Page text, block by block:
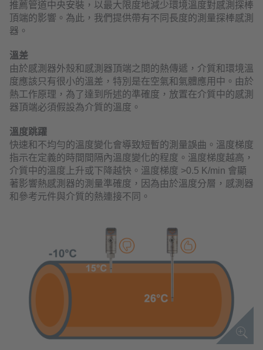
推薦管道中央安裝，以最大限度地減少環境溫度對感測探棒
頂端的影響。為此，我們提供帶有不同長度的測量探棒感測
器。
溫差
由於感測器外殼和感測器頂端之間的熱傳遞，介質和環境溫
度應該只有很小的溫差，特別是在空氣和氣體應用中。由於
熱工作原理，為了達到所述的準確度，放置在介質中的感測
器頂端必須假設為介質的溫度。
溫度跳躍
快速和不均勻的溫度變化會導致短暫的測量誤曲。溫度梯度
指示在定義的時間間隔內溫度變化的程度。溫度梯度越高，
介質中的溫度上升或下降越快。溫度梯度 >0.5 K/min 會顯
著影響熱感測器的測量準確度，因為由於溫度分層，感測器
和參考元件與介質的熱連接不同。